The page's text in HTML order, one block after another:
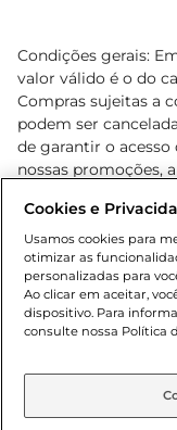
Condições gerais:
valor válido é o do
Compras sujeitas a
podem ser
de garantir o
nossas promoções,
cliente. Os preços,
o e-commerce e
sofrer alterações
de bebidas
Lei n.º 8069/90, art.
Adolescente).
aviso prévio. O
Cookies e
Usamos cookies para
otimizar as
personalizadas para
Ao clicar em aceitar,
dispositivo. Para
consulte nossa Política